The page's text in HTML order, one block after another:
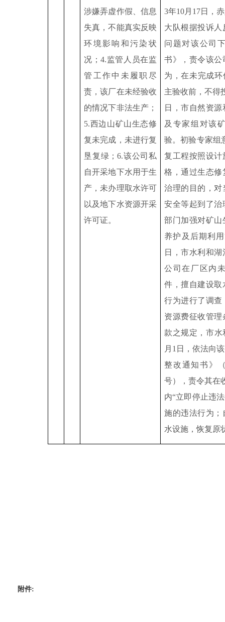
涉嫌弄虚作假、信息
失真，不能真实反映
环境影响和污染状
况； 4.监管人员在监
管工作中未履职尽
责，该厂在未经验收
的情况下非法生产；
5.西边山矿山生态修
复未完成，未进行复
垦复绿；6.该公司私
自开采地下水用于生
产，未办理取水许可
以及地下水资源开采
许可证。
3年10月 17日，
大队根据投诉
问题对该公司
书》，责令该
为，在未完成环
主验收前，不得
日，市自然资
及专家组对该
验。初验专家组
复工程按照设
格，通过生态
治理的目的，
安全等起到了
部门加强对矿
养护及后期利
日，市水利和
公司在厂区内
件，擅自建设
行为进行了调
资源费征收管
款之规定，市
月 1 日，依法向
整改通知书》
号），责令其在
内“立即停止违
施的违法行为
水设施，恢复原
附件: